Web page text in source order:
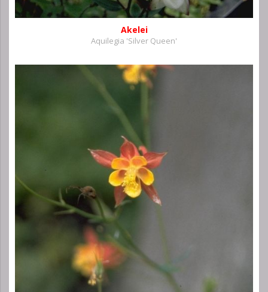
Akelei
Aquilegia 'Silver Queen'